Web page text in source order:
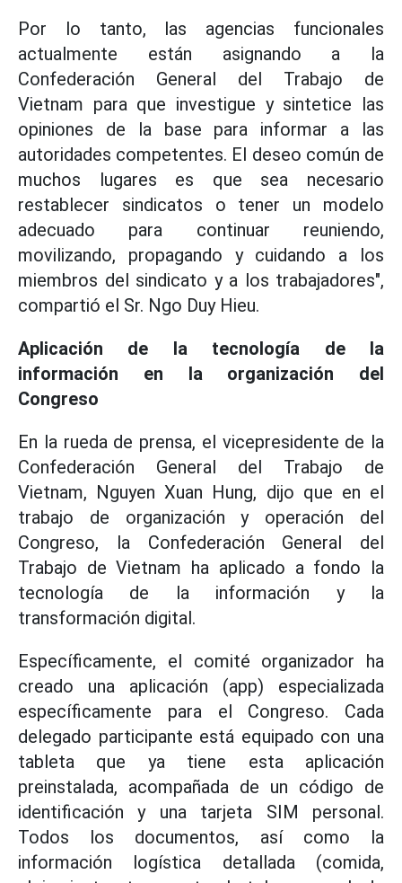
Por lo tanto, las agencias funcionales
actualmente están asignando a la
Confederación General del Trabajo de
Vietnam para que investigue y sintetice las
opiniones de la base para informar a las
autoridades competentes. El deseo común de
muchos lugares es que sea necesario
restablecer sindicatos o tener un modelo
adecuado para continuar reuniendo,
movilizando, propagando y cuidando a los
miembros del sindicato y a los trabajadores",
compartió el Sr. Ngo Duy Hieu.
Aplicación de la tecnología de la
información en la organización del
Congreso
En la rueda de prensa, el vicepresidente de la
Confederación General del Trabajo de
Vietnam, Nguyen Xuan Hung, dijo que en el
trabajo de organización y operación del
Congreso, la Confederación General del
Trabajo de Vietnam ha aplicado a fondo la
tecnología de la información y la
transformación digital.
Específicamente, el comité organizador ha
creado una aplicación (app) especializada
específicamente para el Congreso. Cada
delegado participante está equipado con una
tableta que ya tiene esta aplicación
preinstalada, acompañada de un código de
identificación y una tarjeta SIM personal.
Todos los documentos, así como la
información logística detallada (comida,